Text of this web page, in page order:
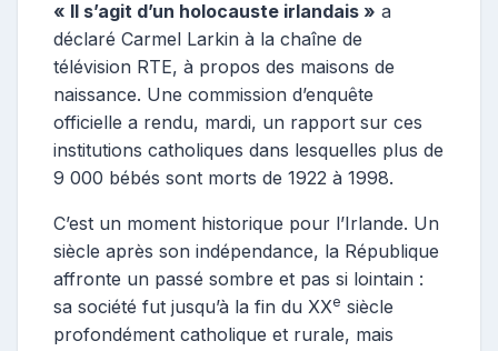
« Il s’agit d’un holocauste irlandais » a
déclaré Carmel Larkin à la chaîne de
télévision RTE, à propos des maisons de
naissance. Une commission d’enquête
officielle a rendu, mardi, un rapport sur ces
institutions catholiques dans lesquelles plus de
9 000 bébés sont morts de 1922 à 1998.
C’est un moment historique pour l’Irlande. Un
siècle après son indépendance, la République
affronte un passé sombre et pas si lointain :
sa société fut jusqu’à la fin du XXe siècle
profondément catholique et rurale, mais